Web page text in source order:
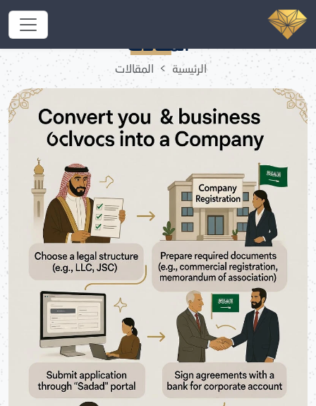
تحويل مؤسسة إلى شركة في السعودية
المقالات
الرئيسية المقالات